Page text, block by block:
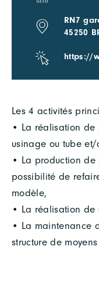
Les 4 activités
• La réalisation de
usinage ou tube et/
• La production
possibilité de
modèle,
• La réalisation de
• La maintenance
structure de
RN7
45250
https://